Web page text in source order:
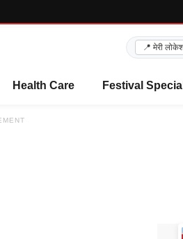
Health Care Festival Special